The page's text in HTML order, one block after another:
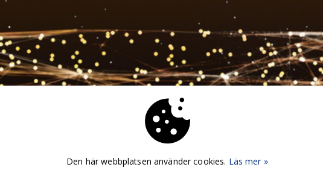
Den här webbplatsen använder cookies. Läs mer »